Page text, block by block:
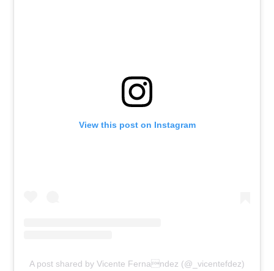
View this post on Instagram
A post shared by Vicente Fernandez (@_vicentefdez)